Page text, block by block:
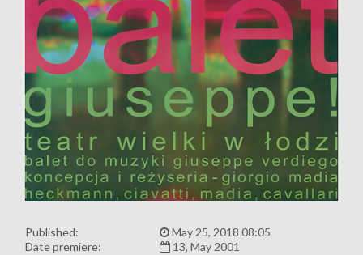
Published:
May 25, 2018 08:05
Date premiere:
13, May 2001